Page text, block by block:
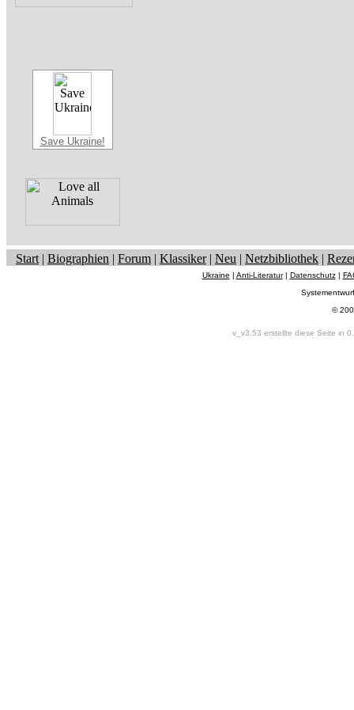
Save Ukraine!
Start | Biographien | Forum | Klassiker| Neu | Netzbibliothek |
Ukraine | Anti-Literatur| Datenschutz|
©
v_v3.53 erstellte diese Seite in